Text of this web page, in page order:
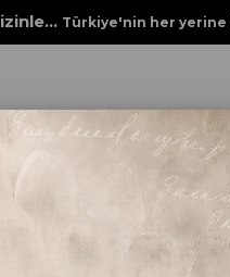
Türkiye'nin her yerine
580